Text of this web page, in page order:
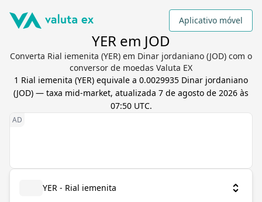
Aplicativo móvel
YER em JOD
Converta Rial iemenita (YER) em Dinar jordaniano (JOD) com o
conversor de moedas Valuta EX
1 Rial iemenita (YER) equivale a 0.0029935 Dinar jordaniano
(JOD) — taxa mid-market, atualizada 7 de agosto de 2026 às
07:50 UTC.
YER - Rial iemenita